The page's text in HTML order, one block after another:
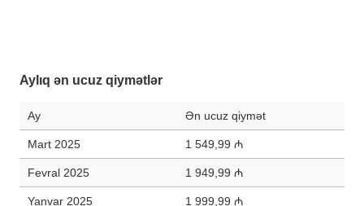
Aylıq ən ucuz qiymətlər
Ay Ən ucuz qiymət
Mart 2025 1 549,99 ₼
Fevral 2025 1 949,99 ₼
Yanvar 2025 1 999,99 ₼